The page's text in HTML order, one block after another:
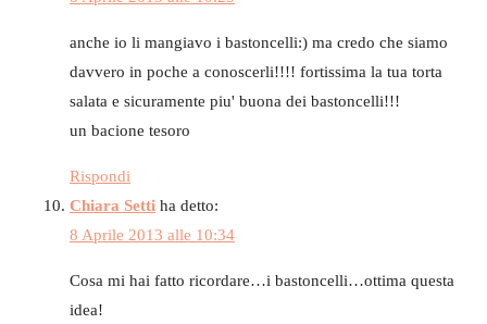
anche io li mangiavo i bastoncelli:) ma credo che siamo
davvero in poche a conoscerli!!!! fortissima la tua torta
salata e sicuramente piu' buona dei bastoncelli!!!
un bacione tesoro
Rispondi
Chiara Setti ha detto:
8 Aprile 2013 alle 10:34
Cosa mi hai fatto ricordare…i bastoncelli…ottima questa
idea!